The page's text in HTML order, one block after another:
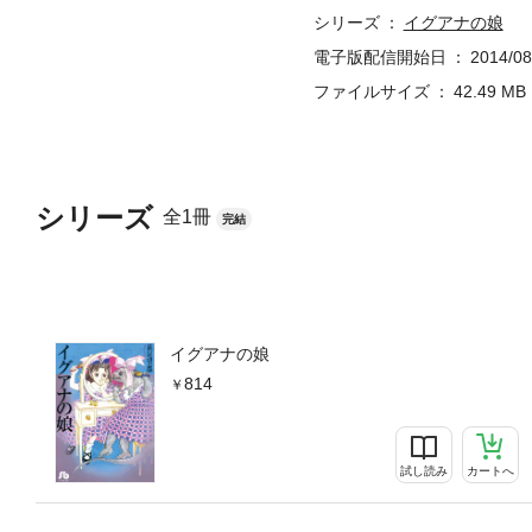
シリーズ 全1冊 完結
イグアナの娘
814
試し読み カートへ
シリーズ
イグアナの娘
電子版配信開始日
2014/
ファイルサイズ
42.49 MB